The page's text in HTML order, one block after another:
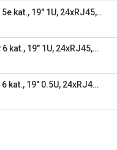
kat., 19" 1U, 24xRJ45,
kat., 19" 1U, 24xRJ45,
kat., 19" 0.5U, 24xRJ45,